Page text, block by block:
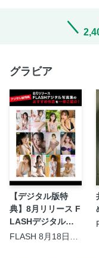
グラビア
【デジタル版特
典】8月リリース F
LASHデジタル写
真集のおすすめ作
FLASH 8月18日・